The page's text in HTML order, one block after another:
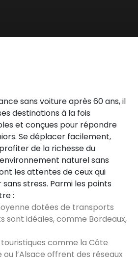
sans voiture après 60 ans, il
destinations à la fois
et conçues pour répondre
Se déplacer facilement,
de la richesse du
naturel sans
les attentes de ceux qui
stress. Parmi les points
:
dotées de transports
sont idéales, comme Bordeaux,
comme la Côte
ou l’Alsace offrent des réseaux